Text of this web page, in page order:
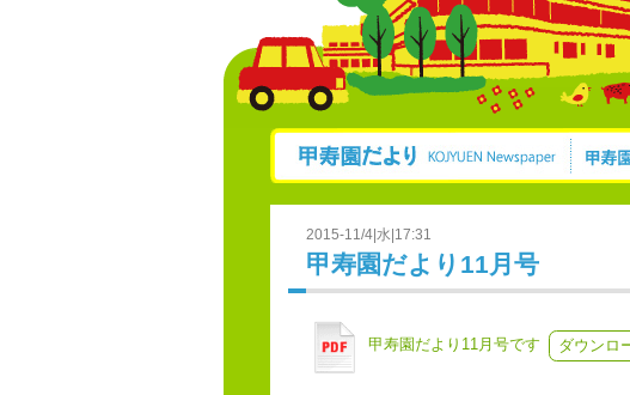
2015-11/4|水|17:31
甲寿園だより11月号
甲寿園だより11月号です ダウンロ